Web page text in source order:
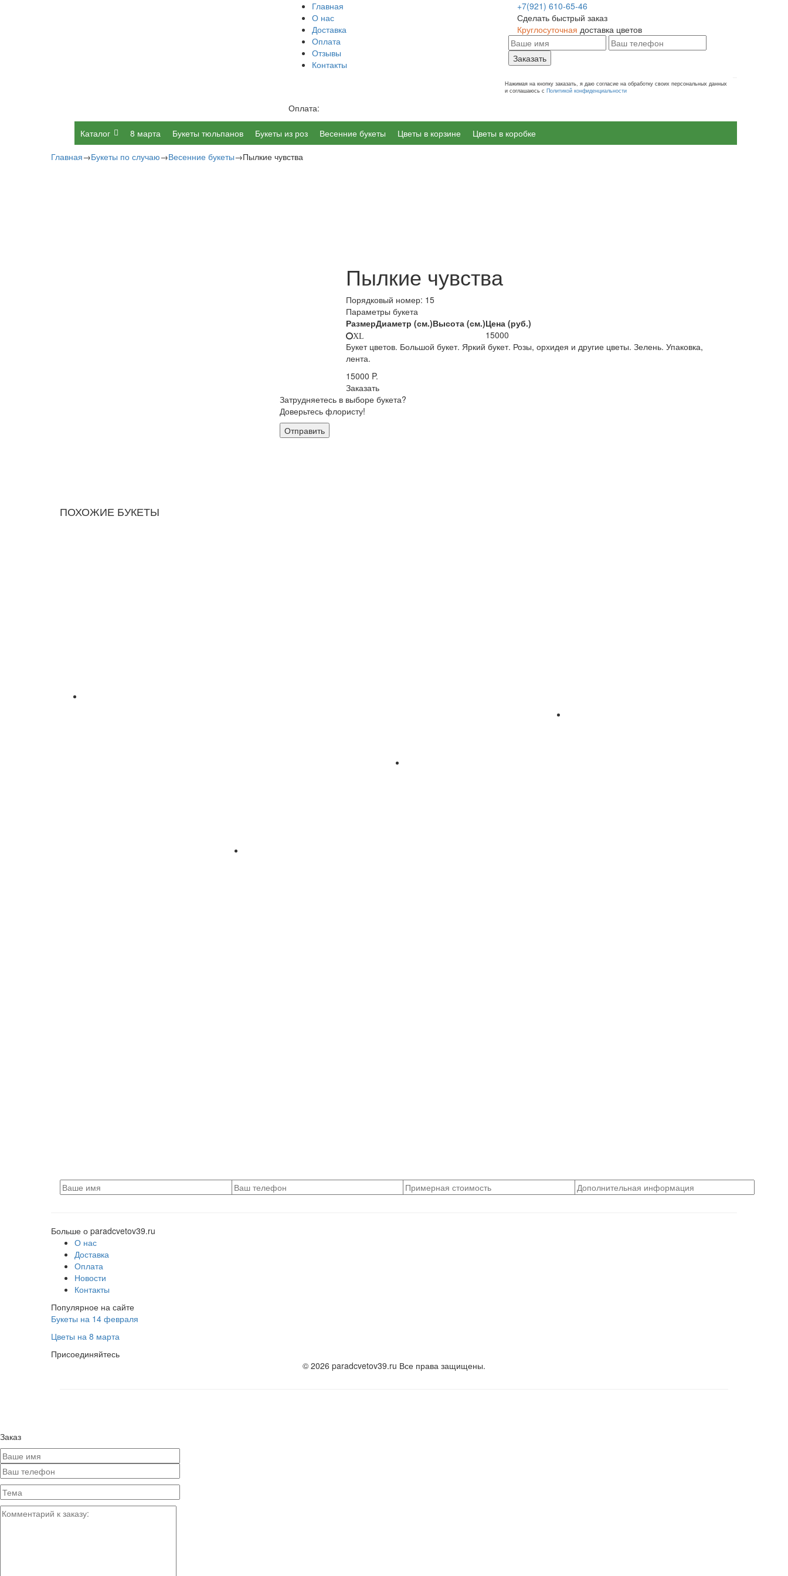
Главная
О нас
Доставка
Оплата
Отзывы
Контакты
Оплата:
+7(921) 610-65-46
Сделать быстрый заказ
Круглосуточная доставка цветов
Заказать
Нажимая на кнопку заказать, я даю согласие на обработку своих персональных данных
и соглашаюсь с Политикой конфиденциальности
Каталог 8 марта Букеты тюльпанов Букеты из роз Весенние букеты Цветы в корзине
Цветы в коробке
Главная→Букеты по случаю→Весенние букеты→Пылкие чувства
Пылкие чувства
Порядковый номер: 15
Параметры букета
РазмерДиаметр (см.)Высота (см.)Цена (руб.)
XL
15000
Букет цветов. Большой букет. Яркий букет. Розы, орхидея и другие цветы. Зелень. Упаковка,
лента.
15000 P.
Заказать
ПОХОЖИЕ БУКЕТЫ
Затрудняетесь в выборе букета?
Доверьтесь флористу!
Больше о paradcvetov39.ru
О нас
Доставка
Оплата
Новости
Контакты
Популярное на сайте
Букеты на 14 февраля
Цветы на 8 марта
Присоединяйтесь
© 2026 paradcvetov39.ru Все права защищены.
Заказ